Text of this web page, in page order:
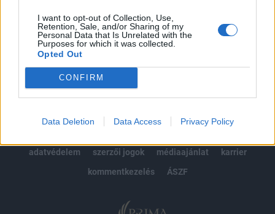
I want to opt-out of Collection, Use,
Retention, Sale, and/or Sharing of my
Personal Data that Is Unrelated with the
Purposes for which it was collected.
Opted Out
CONFIRM
Data Deletion Data Access Privacy Policy
MÁR ELŐFIZETŐNK VAGY?BEJELENTKEZÉS
adatvédelem
szerzői jogok médiaajánlat
karrier
kommentkezelés
ÁSZF